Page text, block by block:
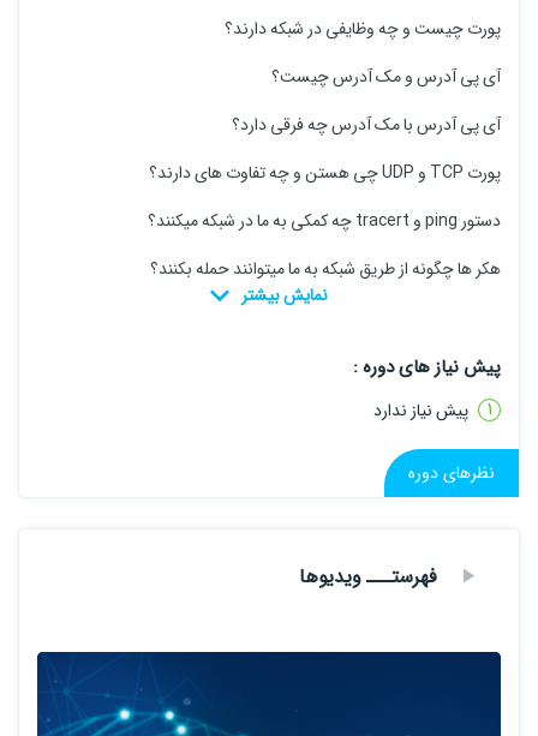
پورت چیست و چه وظایفی در شبکه دارند؟
آی پی آدرس و مک آدرس چیست؟
آی پی آدرس با مک آدرس چه فرقی دارد؟
پورت TCP و UDP چی هستن و چه تفاوت های دارند؟
دستور ping و tracert چه کمکی به ما در شبکه میکنند؟
هکر ها چگونه از طریق شبکه به ما میتوانند حمله بکنند؟
پیش نیاز های دوره :
پیش نیاز ندارد
نظرهای دوره
فهرستـــ ویدیوها